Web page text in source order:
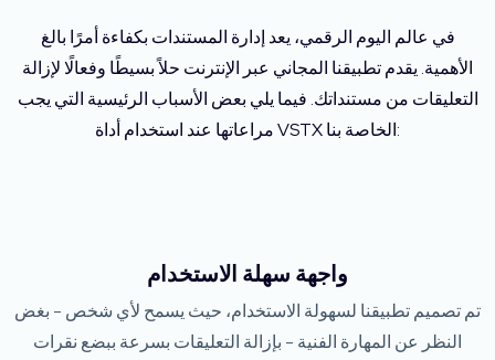
في عالم اليوم الرقمي، يعد إدارة المستندات بكفاءة أمرًا بالغ
الأهمية. يقدم تطبيقنا المجاني عبر الإنترنت حلاً بسيطًا وفعالًا لإزالة
التعليقات من مستنداتك. فيما يلي بعض الأسباب الرئيسية التي يجب
مراعاتها عند استخدام أداة VSTX الخاصة بنا:
واجهة سهلة الاستخدام
تم تصميم تطبيقنا لسهولة الاستخدام، حيث يسمح لأي شخص - بغض
النظر عن المهارة الفنية - بإزالة التعليقات بسرعة ببضع نقرات